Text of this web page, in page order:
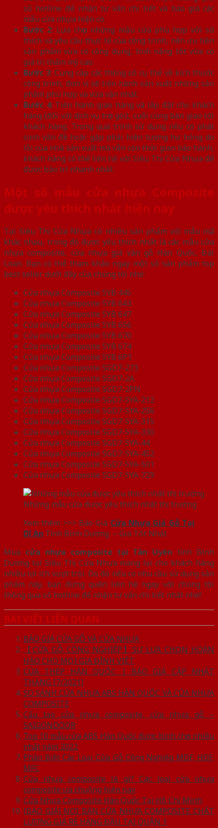
số hotline để nhận tư vấn chi tiết và báo giá các
mẫu cửa nhựa hiện có.
Bước 2: Lựa chọn những mẫu cửa phù hợp với sở
thích và yêu cầu thực tế của công trình, nên ưu tiên
sản phẩm vừa có công dụng, tính năng tốt vừa có
giá trị thẩm mỹ cao.
Bước 3: Cung cấp các thông số cụ thể về kích thước
công trình, đơn vị sẽ tiến hành sản xuất những sản
phẩm phù hợp và vừa vặn nhất.
Bước 4: Tiến hành giao hàng và lắp đặt cho khách
hàng (đối với dịch vụ trọn gói), cuối cùng bàn giao tới
khách hàng. Trong quá trình sử dụng nếu có phát
sinh vấn đề hoặc gặp phải hiện tượng hư hỏng do
lỗi của nhà sản xuất mà vẫn còn thời gian bảo hành,
khách hàng có thể liên hệ với Siêu Thị Cửa Nhựa để
được bảo trì nhanh nhất.
Một số mẫu cửa nhựa Composite
được yêu thích nhất hiện nay
Tại Siêu Thị Cửa Nhựa có nhiều sản phẩm với mẫu mã
khác nhau, trong đó được yêu thích nhất là các mẫu cửa
nhựa composite, cửa nhựa giả vân gỗ Hàn Quốc, Đài
Loan. Bạn có thể tham khảo ngay một số sản phẩm top
best seller dưới đây của chúng tôi nhé:
Cửa nhựa Composite SYB 445
Cửa nhựa Composite SYB 643
Cửa nhựa Composite SYB 647
Cửa nhựa Composite SYB 656
Cửa nhựa Composite SYB 670
Cửa nhựa Composite SYB 674
Cửa nhựa Composite SYB 6P1
Cửa nhựa Composite SGD7-273
Cửa nhựa Composite SGD7-2A
Cửa nhựa Composite SGD7-2PN
Cửa nhựa Composite SGD7-SYA-212
Cửa nhựa Composite SGD7-SYA-256
Cửa nhựa Composite SGD7-SYA-315
Cửa nhựa Composite SGD7-SYA-330
Cửa nhựa Composite SGD7-SYA-44
Cửa nhựa Composite SGD7-SYA-452
Cửa nhựa Composite SGD7-SYA-501
Cửa nhựa Composite SGD7-SYA-729
Những mẫu cửa được yêu thích nhất thị trường
Xem thêm >>> Báo Giá Cửa Nhựa Giả Gỗ Tại
Dĩ An Tỉnh Bình Dương – Giá Tốt Nhất
Mua cửa nhựa composite tại Tân Uyên tỉnh Bình
Dương tại Siêu Thị Cửa Nhựa mang lại cho khách hàng
nhiều lợi ích vượt trội. Do đó nếu có nhu cầu sử dụng sản
phẩm này, bạn đừng quên liên hệ ngay với chúng tôi
thông qua số hotline để nhận tư vấn chi tiết nhất nhé!
BÀI VIẾT LIÊN QUAN
BÁO GIÁ CỬA GỖ VÀ CỬA NHỰA
【CỬA GỖ CÔNG NGHIỆP】SỰ LỰA CHỌN HOÀN
HẢO CHO MỌI GIA ĐÌNH VIỆT
CỬA THÉP HÀN QUỐC | BÁO GIÁ CẬP NHẬT
THÁNG [7/2021]
SO SÁNH CỬA NHỰA ABS HÀN QUỐC VÀ CỬA NHỰA
COMPOSITE
Cấu tạo cửa nhựa composite, cửa nhựa gỗ –
SAIGONDOOR
Top 10 mẫu cửa ABS Hàn Quốc được bình chọn nhiều
nhất năm 2022
Phân Biệt Các Loại Cửa Gỗ Công Nghiệp MDF, HDF,
MFC
Cửa nhựa composite là gì? Các loại cửa nhựa
composite ưa chuộng hiện nay
Cửa Nhựa Composite Hàn Quốc Tại Hồ Chí Minh
[BÁO GIÁ] NƠI BÁN CỬA NHỰA COMPOSITE CHẤT
LƯỢNG GIÁ RẺ HÀNG ĐẦU TẠI QUẬN 1